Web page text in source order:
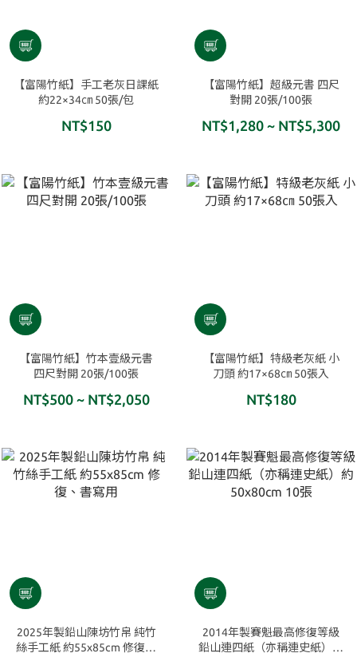
【富陽竹紙】手工老灰日課紙
約22×34㎝ 50張/包
NT$150
【富陽竹紙】超級元書 四尺
對開 20張/100張
NT$1,280 ~ NT$5,300
【富陽竹紙】竹本壹級元書
四尺對開 20張/100張
NT$500 ~ NT$2,050
【富陽竹紙】特級老灰紙 小
刀頭 約17×68㎝ 50張入
NT$180
2025年製鉛山陳坊竹帛 純竹
絲手工紙 約55x85cm 修復、
2014年製賽魁最高修復等級
鉛山連四紙（亦稱連史紙）約